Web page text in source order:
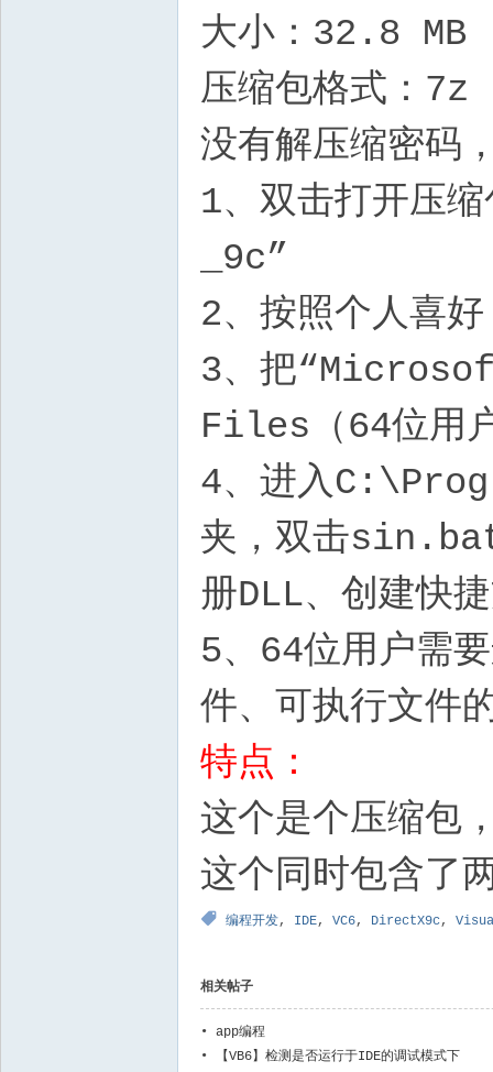
大小：32.8 MB
压缩包格式：7z
没有解压缩密码
1、双击打开压
_9c”
2、按照个人喜
3、把
Files（64位用
4、进入
夹，双击sin.bat
册DLL、创建快
5、64位用户需
件、可执行文件
特点：
这个是个压缩包
这个同时包含
编程开发, IDE, VC6, DirectX9c,
相关帖子
• app编程
•
【VB6】检测是否运行于IDE的调试模式下